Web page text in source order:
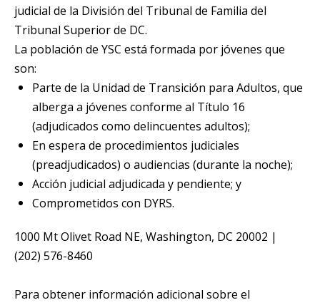
judicial de la División del Tribunal de Familia del
Tribunal Superior de DC.
La población de YSC está formada por jóvenes que
son:
Parte de la Unidad de Transición para Adultos, que
alberga a jóvenes conforme al Título 16
(adjudicados como delincuentes adultos);
En espera de procedimientos judiciales
(preadjudicados) o audiencias (durante la noche);
Acción judicial adjudicada y pendiente; y
Comprometidos con DYRS.
1000 Mt Olivet Road NE, Washington, DC 20002 |
(202) 576-8460
Para obtener información adicional sobre el